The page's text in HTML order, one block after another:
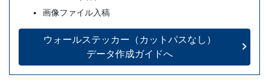
画像ファイル入稿
ウォールステッカー （カットパスなし）
データ作成ガイドへ